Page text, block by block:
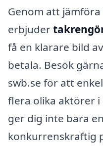
Genom att
erbjuder
få en klarare bild
betala. Besök
swb.se för att
flera olika aktörer
ger dig inte bara
konkurrenskraftig